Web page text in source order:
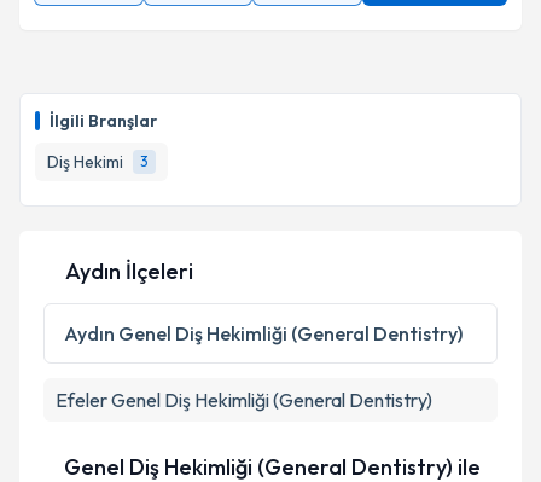
İlgili Branşlar
Diş Hekimi
3
Aydın İlçeleri
Aydın Genel Diş Hekimliği (General Dentistry)
EfelerGenel Diş Hekimliği (General Dentistry)
Genel Diş Hekimliği (General Dentistry) ile